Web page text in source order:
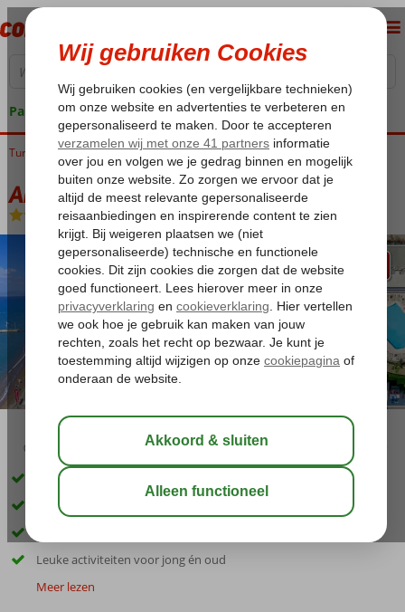
Pakketgarantie
Home
Turkije Egeische kust Bodrum Turgutreis Armonia Holiday Village
Armonia Holiday Village
All Inclusive-Hotel
03:30
Favoriet familiehotel, direct aan het privéstrand
Zwembad met glijbanen
Leuke activiteiten voor jong én oud
Meer lezen